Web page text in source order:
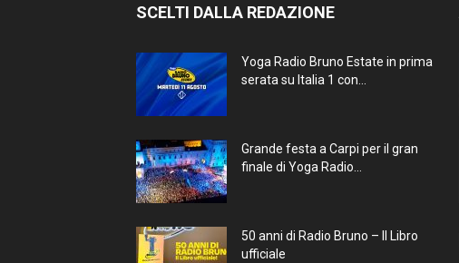
SCELTI DALLA REDAZIONE
Yoga Radio Bruno Estate in prima
serata su Italia 1 con...
Grande festa a Carpi per il gran
finale di Yoga Radio...
50 anni di Radio Bruno – Il Libro
ufficiale